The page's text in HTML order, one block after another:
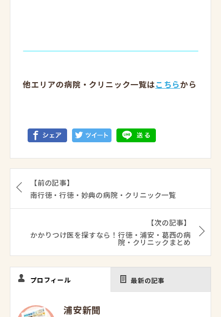
他エリアの病院・クリニック一覧はこちらから
【前の記事】
南行徳・行徳・妙典の病院・クリニック一覧
【次の記事】
かかりつけ医を探すなら！行徳・浦安・葛西の病
院・クリニックまとめ
プロフィール 最新の記事
浦安新聞